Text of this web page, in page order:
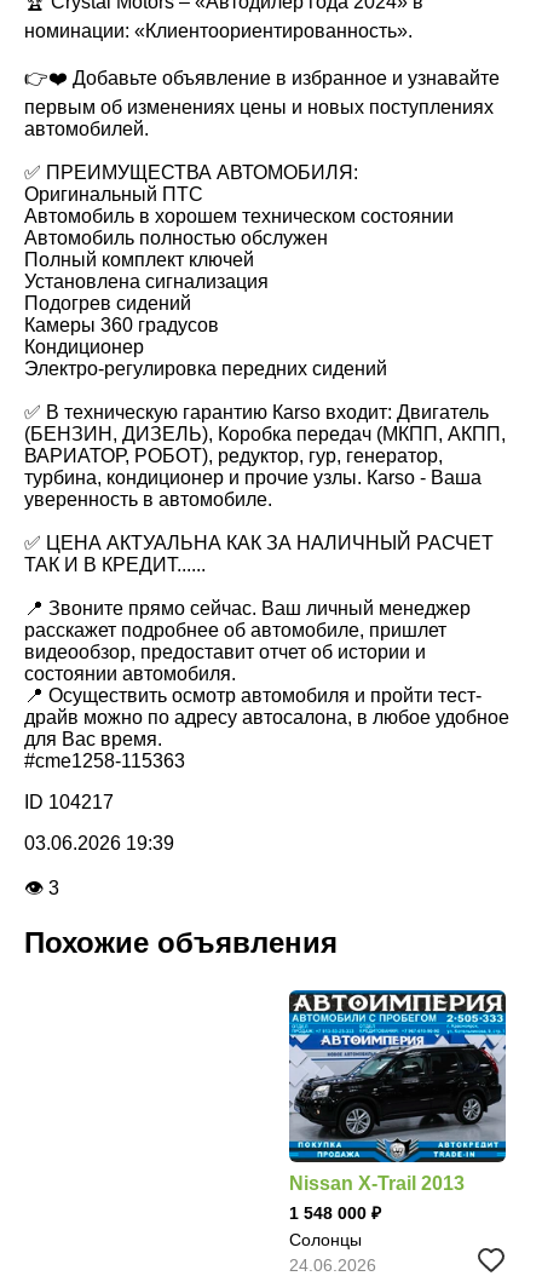
номинации: «Клиентоориентированность».
👉❤️ Добавьте объявление в избранное и узнавайте
первым об изменениях цены и новых поступлениях
автомобилей.
✅ ПРЕИМУЩЕСТВА АВТОМОБИЛЯ:
Оригинальный ПТС
Автомобиль в хорошем техническом состоянии
Автомобиль полностью обслужен
Полный комплект ключей
Установлена сигнализация
Подогрев сидений
Камеры 360 градусов
Кондиционер
Электро-регулировка передних сидений
✅ В техническую гарантию Каrsо входит: Двигатель
(БЕНЗИН, ДИЗЕЛЬ), Коробка передач (МКПП, АКПП,
ВАРИАТОР, РОБОТ), редуктор, гур, генератор,
турбина, кондиционер и прочие узлы. Каrsо - Ваша
уверенность в автомобиле.
✅ ЦЕНА АКТУАЛЬНА КАК ЗА НАЛИЧНЫЙ РАСЧЕТ
ТАК И В КРЕДИТ......
📍 Звоните прямо сейчас. Ваш личный менеджер
расскажет подробнее об автомобиле, пришлет
видеообзор, предоставит отчет об истории и
состоянии автомобиля.
📍 Осуществить осмотр автомобиля и пройти тест-
драйв можно по адресу автосалона, в любое удобное
для Вас время.
#cme1258-115363
ID 104217
03.06.2026 19:39
👁 3
Похожие объявления
Nissan X-Trail 2013
1 548 000
Солонцы
24.06.2026